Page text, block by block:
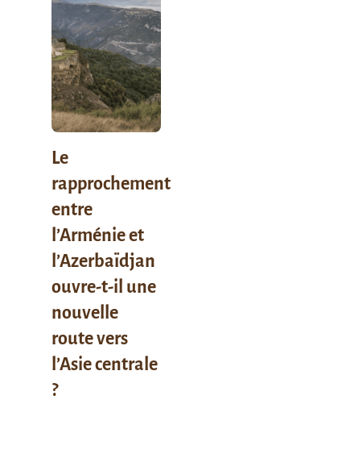
Le
rapprochement
entre
l’Arménie et
l’Azerbaïdjan
ouvre-t-il une
nouvelle
route vers
l’Asie centrale
?